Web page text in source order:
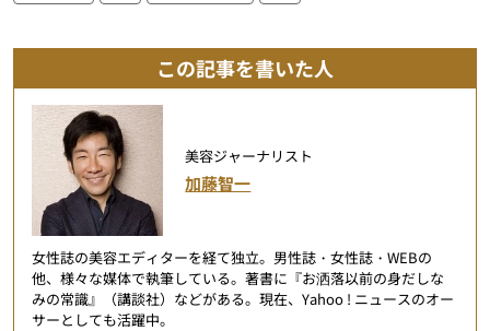
この記事を書いた人
美容ジャーナリスト
加藤智一
女性誌の美容エディターを経て独立。男性誌・女性誌・WEBの
他、様々な媒体で執筆している。著書に『お洒落以前の身だしな
みの常識』（講談社）などがある。現在、Yahoo ! ニュースのオー
サーとしても活躍中。